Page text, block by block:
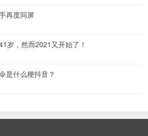
再度同屏
岁，然而2021又开始了！
是什么梗抖音？